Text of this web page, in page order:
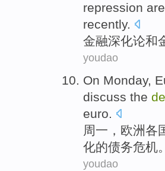
repression
recently.
金融深化论和
youdao
On Monday,
discuss the
euro.
周一 ， 欧洲各
化的债务危机。
youdao